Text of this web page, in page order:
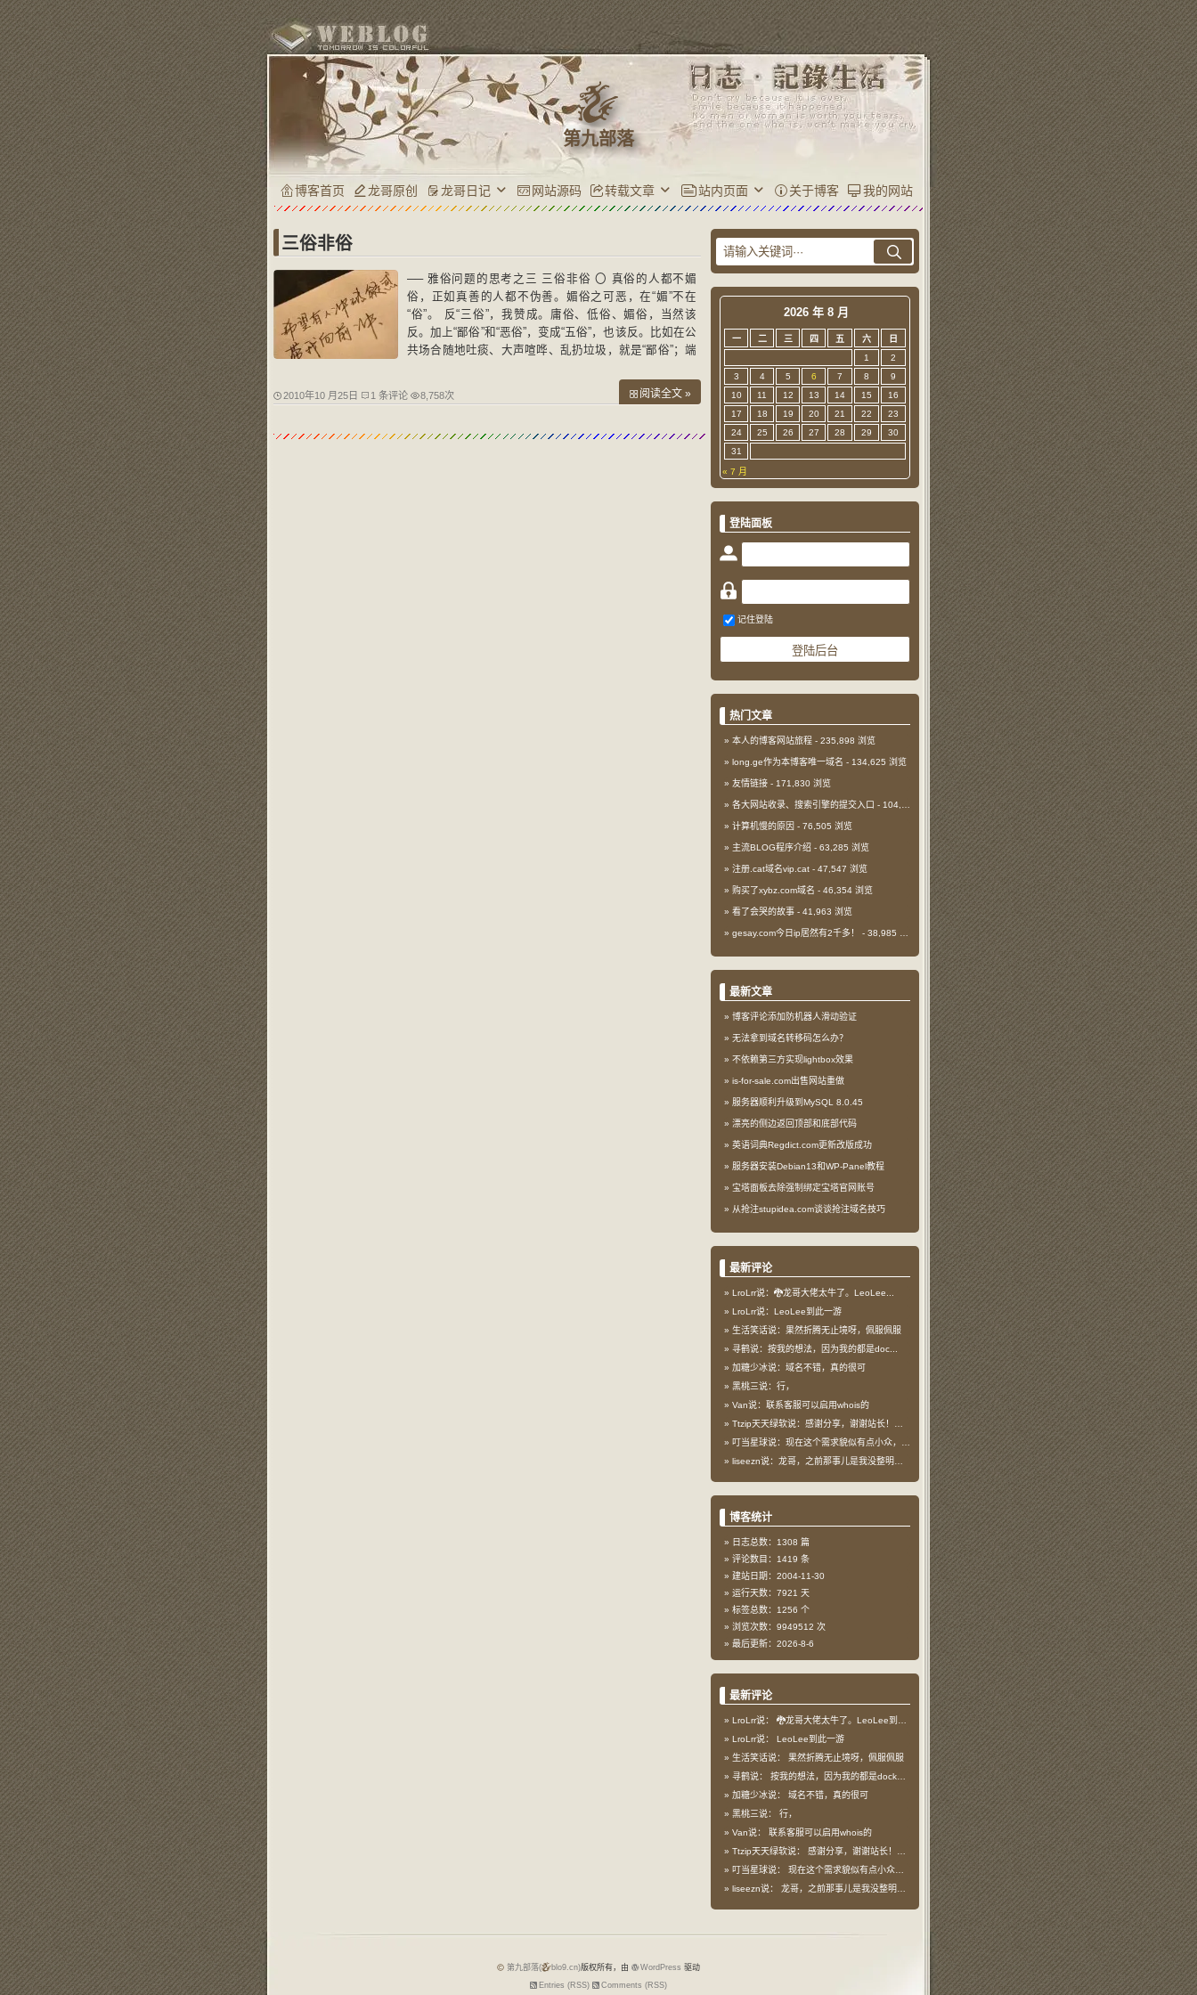
第九部落
博客首页 龙哥原创 龙哥日记 网站源码 转载文章 站内页面 关于博客 我的网站
三俗非俗
── 雅俗问题的思考之三 三俗非俗 〇 真俗的人都不媚
俗，正如真善的人都不伪善。媚俗之可恶，在“媚”不在
“俗”。 反“三俗”，我赞成。庸俗、低俗、媚俗，当然该
反。加上“鄙俗”和“恶俗”，变成“五俗”，也该反。比如在公
共场合随地吐痰、大声喧哗、乱扔垃圾，就是“鄙俗”；端
2010年10 月25日 1 条评论 8,758次 阅读全文 »
2026 年 8 月
一 二 三 四 五 六
日
1
2
3
4 5 6 7 8
9
10
11 12 13 14 15
16
17
18 19 20 21 22
23
24
25 26 27 28 29
30
31
« 7 月
登陆面板
记住登陆
热门文章
本人的博客网站旅程 - 235,898 浏览
long.ge作为本博客唯一域名 - 134,625 浏览
友情链接 - 171,830 浏览
各大网站收录、搜索引擎的提交入口 - 104,562 浏览
计算机慢的原因 - 76,505 浏览
主流BLOG程序介绍 - 63,285 浏览
注册.cat域名vip.cat - 47,547 浏览
购买了xybz.com域名 - 46,354 浏览
看了会哭的故事 - 41,963 浏览
gesay.com今日ip居然有2千多！ - 38,985 浏览
最新文章
博客评论添加防机器人滑动验证
无法拿到域名转移码怎么办？
不依赖第三方实现lightbox效果
is-for-sale.com出售网站重做
服务器顺利升级到MySQL 8.0.45
漂亮的侧边返回顶部和底部代码
英语词典Regdict.com更新改版成功
服务器安装Debian13和WP-Panel教程
宝塔面板去除强制绑定宝塔官网账号
从抢注stupidea.com谈谈抢注域名技巧
最新评论
LroLrr说：🐉龙哥大佬太牛了。LeoLee...
LroLrr说：LeoLee到此一游
生活笑话说：果然折腾无止境呀，佩服佩服
寻鹤说：按我的想法，因为我的都是doc...
加糖少冰说：域名不错，真的很可
黑桃三说：行，
Van说：联系客服可以启用whois的
Ttzip天天绿软说：感谢分享，谢谢站长！！已收藏
叮当星球说：现在这个需求貌似有点小众，不过...
liseezn说：龙哥，之前那事儿是我没整明白，...
博客统计
日志总数：1308 篇
评论数目：1419 条
建站日期：2004-11-30
运行天数：7921 天
标签总数：1256 个
浏览次数：9949512 次
最后更新：2026-8-6
最新评论
LroLrr说： 🐉龙哥大佬太牛了。LeoLee到此一游
LroLrr说： LeoLee到此一游
生活笑话说： 果然折腾无止境呀，佩服佩服
寻鹤说： 按我的想法，因为我的都是docker容器…
加糖少冰说： 域名不错，真的很可
黑桃三说： 行，
Van说： 联系客服可以启用whois的
Ttzip天天绿软说： 感谢分享，谢谢站长！！已收藏
叮当星球说： 现在这个需求貌似有点小众，不过工具类我也…
liseezn说： 龙哥，之前那事儿是我没整明白，搞个申请页…
第九部落( blo9.cn)版权所有，由 WordPress 驱动
Entries (RSS)
Comments (RSS)